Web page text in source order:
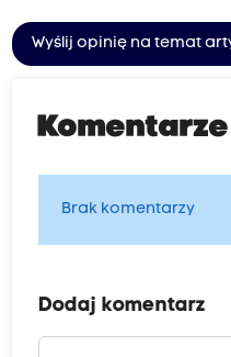
Wyślij opinię na temat
Brak komentarzy
Dodaj komentarz